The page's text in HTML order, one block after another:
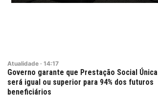
Atualidade · 14:17
Governo garante que Prestação Social Única
será igual ou superior para 94% dos futuros
beneficiários